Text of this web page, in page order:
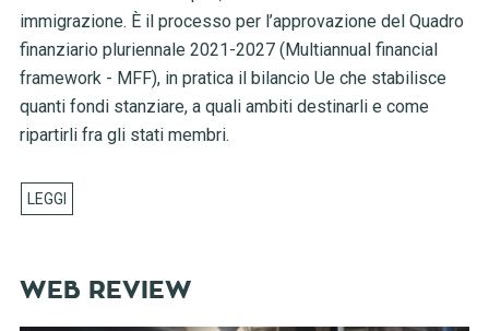
immigrazione. È il processo per l’approvazione del Quadro
finanziario pluriennale 2021-2027 (Multiannual financial
framework - MFF), in pratica il bilancio Ue che stabilisce
quanti fondi stanziare, a quali ambiti destinarli e come
ripartirli fra gli stati membri.
WEB REVIEW